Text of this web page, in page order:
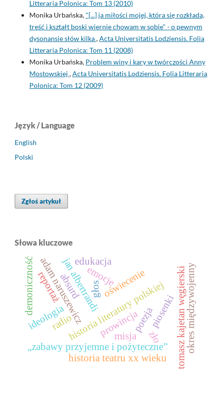
Litteraria Polonica: Tom 13 (2010)
Monika Urbańska, "[...] ja miłości mojej, która się rozkłada,
treść i kształt boski wiernie chowam w sobie" - o pewnym
dysonansie słów kilka,Acta Universitatis Lodziensis. Folia
Litteraria Polonica: Tom 11 (2008)
Monika Urbańska, Problem winy i kary w twórczości Anny
Mostowskiej ,Acta Universitatis Lodziensis. Folia Litteraria
Polonica: Tom 12 (2009)
Język / Language
English
Polski
Zgłoś artykuł
Słowa kluczowe
oświecenie
historia literatury polskiej
poezja
„zabawy przyjemne i pożyteczne”
jan albertrandi
adam naruszewicz tomasz kajetan węgierski
emocje
ideologia
zło
demoniczność
prowincja piosenki okres międzywojenny
historia teatru xx wieku
radio
reportaż
misja
głos
edukacja
absurd